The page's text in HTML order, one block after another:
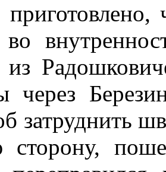
из
через
затруднить
сторону,